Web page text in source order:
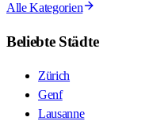
Alle Kategorien
Beliebte Städte
Zürich
Genf
Lausanne